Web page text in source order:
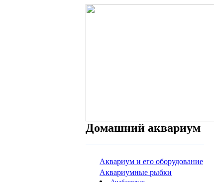
Домашний аквариум
Аквариум и его оборудование
Аквариумные рыбки